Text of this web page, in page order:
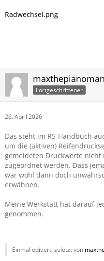
Radwechsel.png
maxthepianoman
Fortgeschrittener
26. April 2026
Das steht im R5-Handbuch
um die (aktiven)
gemeldeten Druckwerte
zugeordnet werden. Dass
war wohl dann doch
erwähnen.
Meine Werkstatt hat darauf
genommen.
Einmal editiert, zuletzt von